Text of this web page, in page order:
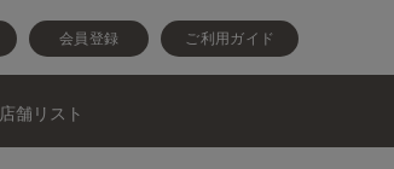
会員登録 ご利用ガイド
店舗リスト